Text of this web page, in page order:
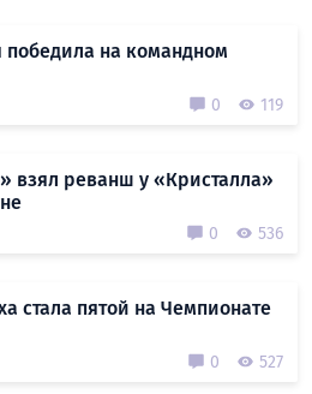
победила на командном
0 119
взял реванш у «Кристалла»
0 536
стала пятой на Чемпионате
0 527